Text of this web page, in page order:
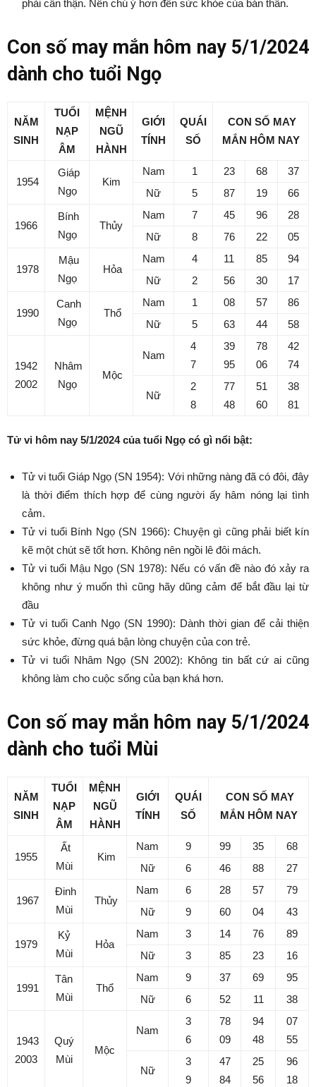
phải cẩn thận. Nên chú ý hơn đến sức khỏe của bản thân.
Con số may mắn hôm nay 5/1/2024
dành cho tuổi Ngọ
NĂM
SINH
TUỔI
NẠP
ÂM
MỆNH
NGŨ
HÀNH
GIỚI
TÍNH
QUÁI
SỐ
CON SỐ MAY
MẮN HÔM NAY
1954
Giáp
Ngọ
Kim
Nam 1 23 68
37
Nữ
5 87 19 66
1966
Bính
Ngọ
Thủy
Nam 7 45 96
28
Nữ
8 76 22 05
1978
Mậu
Ngọ
Hỏa
Nam 4 11 85
94
Nữ
2 56 30 17
1990
Canh
Ngọ
Thổ
Nam 1 08 57
86
Nữ
5 63 44 58
1942
2002
Nhâm
Ngọ
Mộc
Nam
4
7
39
95
78
06
42
74
Nữ
2
8
77
48
51
60
38
81
Tử vi hôm nay 5/1/2024 của tuổi Ngọ có gì nổi bật:
Tử vi tuổi Giáp Ngọ (SN 1954): Với những nàng đã có đôi, đây
là thời điểm thích hợp để cùng người ấy hâm nóng lại tình
cảm.
Tử vi tuổi Bính Ngọ (SN 1966): Chuyện gì cũng phải biết kín
kẽ một chút sẽ tốt hơn. Không nên ngồi lê đôi mách.
Tử vi tuổi Mậu Ngọ (SN 1978): Nếu có vấn đề nào đó xảy ra
không như ý muốn thì cũng hãy dũng cảm để bắt đầu lại từ
đầu
Tử vi tuổi Canh Ngọ (SN 1990): Dành thời gian để cải thiện
sức khỏe, đừng quá bận lòng chuyện của con trẻ.
Tử vi tuổi Nhâm Ngọ (SN 2002): Không tin bất cứ ai cũng
không làm cho cuộc sống của bạn khá hơn.
Con số may mắn hôm nay 5/1/2024
dành cho tuổi Mùi
NĂM
SINH
TUỔI
NẠP
ÂM
MỆNH
NGŨ
HÀNH
GIỚI
TÍNH
QUÁI
SỐ
CON SỐ MAY
MẮN HÔM NAY
1955
Ất
Mùi
Kim
Nam 9 99 35
68
Nữ
6 46 88 27
1967
Đinh
Mùi
Thủy
Nam 6 28 57
79
Nữ
9 60 04 43
1979
Kỷ
Mùi
Hỏa
Nam 3 14 76
89
Nữ
3 85 23 16
1991
Tân
Mùi
Thổ
Nam 9 37 69
95
Nữ
6 52 11 38
1943
2003
Quý
Mùi
Mộc
Nam
3
6
78
09
94
48
07
55
Nữ
3
9
47
84
25
56
96
18